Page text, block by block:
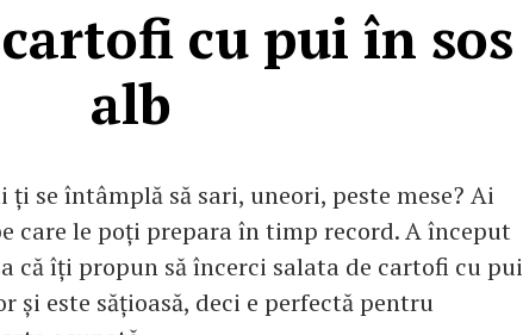
cu pui în sos
alb
se întâmplă să sari, uneori, peste mese? Ai
care le poţi prepara în timp record. A început
că îţi propun să încerci salata de cartofi cu pui
şi este săţioasă, deci e perfectă pentru